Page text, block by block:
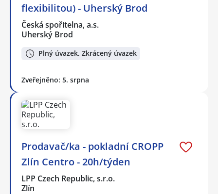
flexibilitou) - Uherský Brod
Česká spořitelna, a.s.
Uherský Brod
Plný úvazek, Zkrácený úvazek
Zveřejněno: 5. srpna
Prodavač/ka - pokladní CROPP
Zlín Centro - 20h/týden
LPP Czech Republic, s.r.o.
Zlín